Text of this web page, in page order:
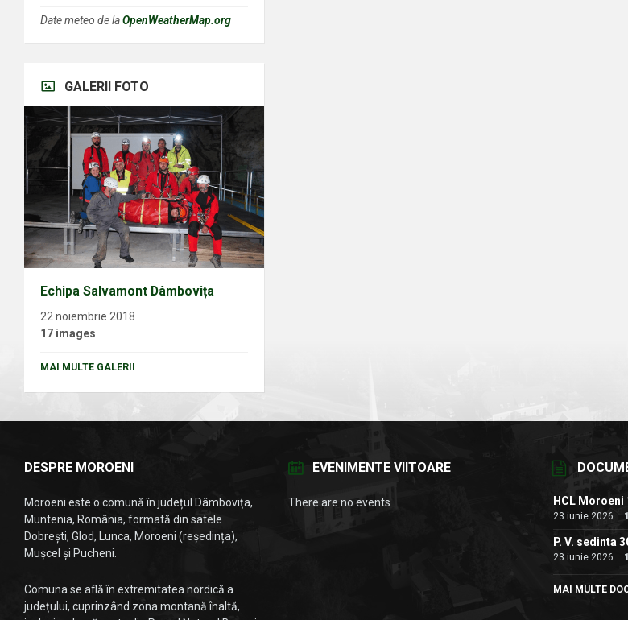
Date meteo de laOpenWeatherMap.org
GALERII FOTO
Echipa Salvamont Dâmbovița
22 noiembrie 2018
17 images
MAI MULTE GALERII
DESPRE MOROENI
Moroeni este o comună în județul Dâmbovița,
Muntenia, România, formată din satele
Dobrești, Glod, Lunca, Moroeni (reședința),
Mușcel și Pucheni.
Comuna se află în extremitatea nordică a
județului, cuprinzând zona montană înaltă,
EVENIMENTE VIITOARE
There are no events HCL Moroeni
23 iunie 2026
P. V. sedinta
23 iunie 2026
MAI MULTE